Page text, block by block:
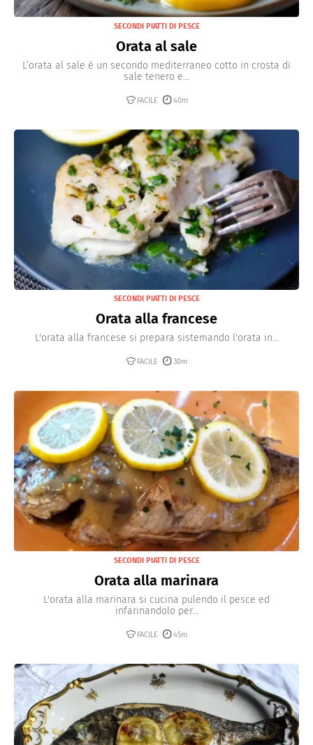
SECONDI PIATTI DI PESCE
Orata al sale
L’orata al sale è un secondo mediterraneo cotto in crosta di
sale tenero e...
FACILE 40m
SECONDI PIATTI DI PESCE
Orata alla francese
L'orata alla francese si prepara sistemando l'orata in...
FACILE 30m
SECONDI PIATTI DI PESCE
Orata alla marinara
L'orata alla marinara si cucina pulendo il pesce ed
infarinandolo per...
FACILE 45m